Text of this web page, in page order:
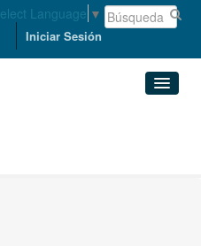
Language ▼
Iniciar Sesión